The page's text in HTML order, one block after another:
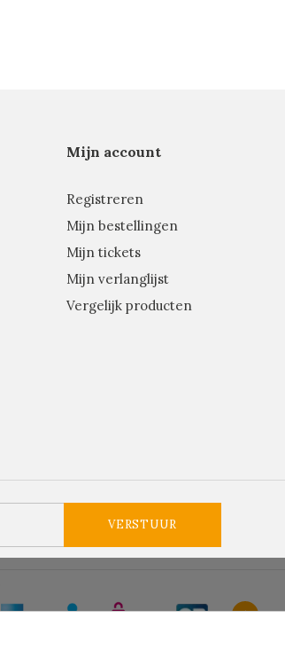
Mijn account
Registreren
Mijn bestellingen
Mijn tickets
Mijn verlanglijst
Vergelijk producten
VERSTUUR